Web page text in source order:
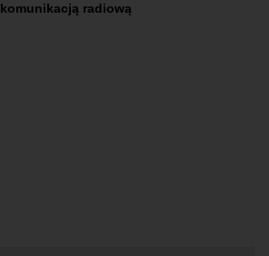
komunikacją radiową